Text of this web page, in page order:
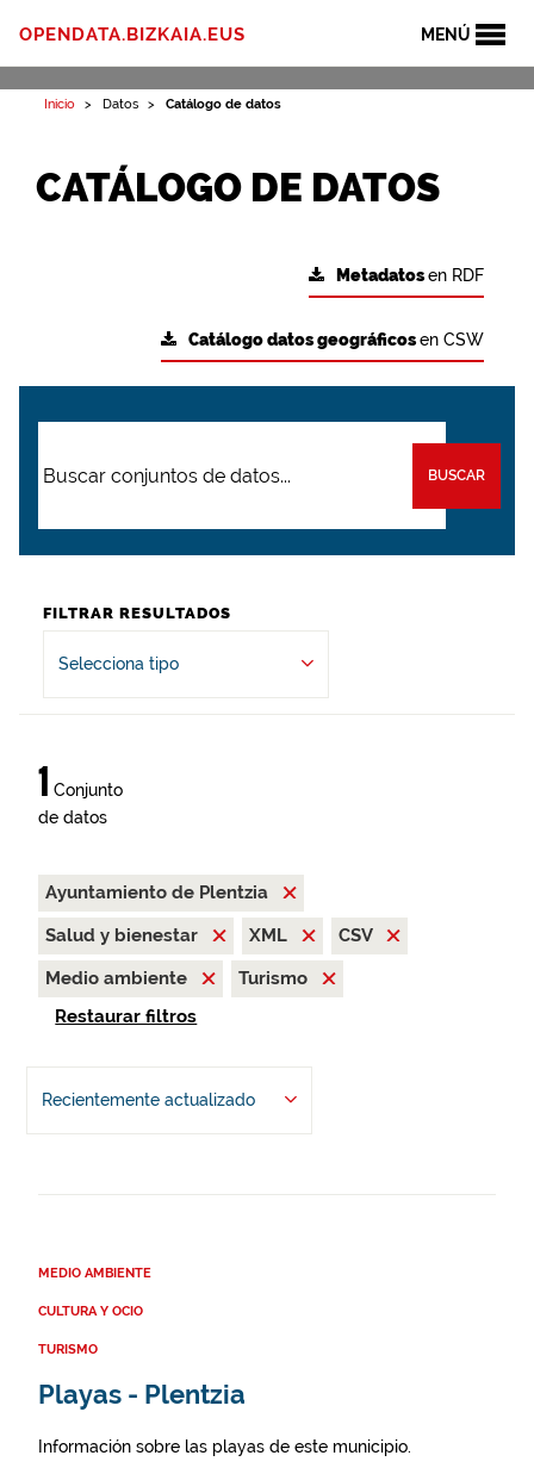
MENÚ
OPENDATA.BIZKAIA.EUS
Inicio Datos Catálogo de datos
CATÁLOGO DE DATOS
Metadatosen RDF
Catálogo datos geográficosen CSW
BUSCAR
FILTRAR RESULTADOS
Selecciona tipo
1 Conjunto
de datos
Ayuntamiento de Plentzia
Salud y bienestar
XML
CSV
Medio ambiente
Turismo
Restaurar filtros
Recientemente actualizado
MEDIO AMBIENTE
CULTURA Y OCIO
TURISMO
Playas - Plentzia
Información sobre las playas de este municipio.